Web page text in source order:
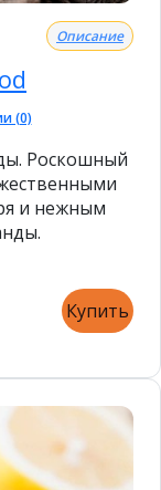
Описание
(0)
Роскошный
и нежным
Купить